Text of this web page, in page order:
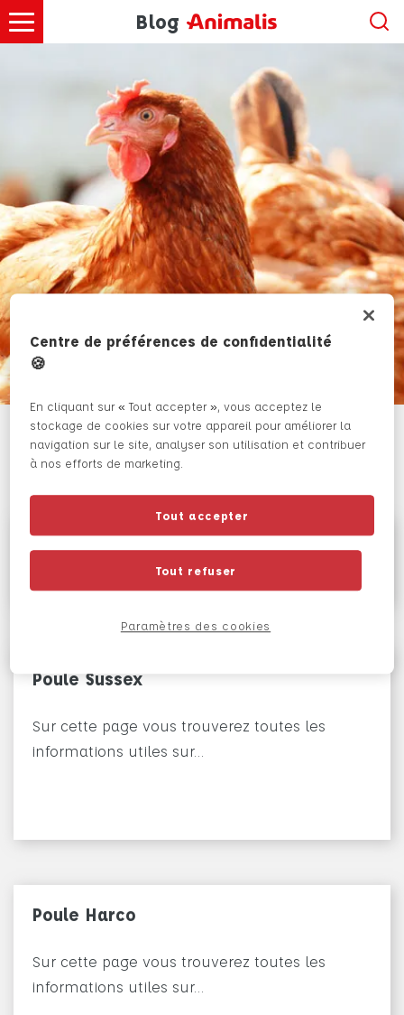
Blog
POULES
Les races de poules
Des poules à l’adoption
Poule Sussex
Sur cette page vous trouverez toutes les
informations utiles sur…
Poule Harco
Sur cette page vous trouverez toutes les
informations utiles sur…
Centre de préférences de confidentialité
🍪
En cliquant sur « Tout accepter », vous acceptez le
stockage de cookies sur votre appareil pour améliorer la
navigation sur le site, analyser son utilisation et contribuer
à nos efforts de marketing.
Tout refuser
Tout accepter
Paramètres des cookies